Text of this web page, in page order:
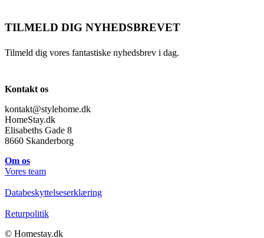
TILMELD DIG NYHEDSBREVET
Tilmeld dig vores fantastiske nyhedsbrev i dag.
Kontakt os
kontakt@stylehome.dk
HomeStay.dk
Elisabeths Gade 8
8660 Skanderborg
Om os
Vores team
Databeskyttelseserklæring
Returpolitik
© Homestay.dk